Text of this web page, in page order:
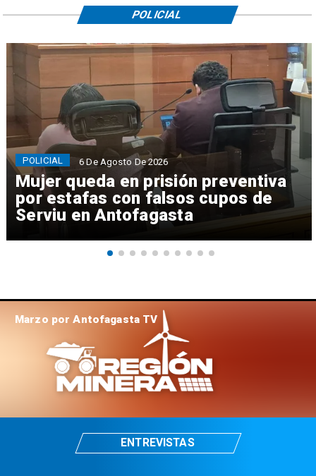
Mujer queda en prisión preventiva
por estafas con falsos cupos de
Serviu en Antofagasta
POLICIAL 6 De Agosto De 2026
POLICIAL
Marzo por Antofagasta TV
ENTREVISTAS